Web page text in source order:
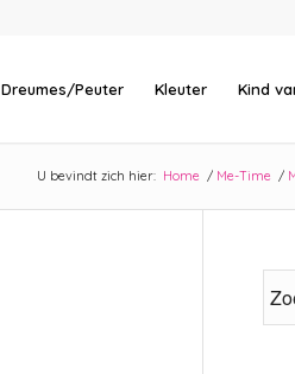
Dreumes/Peuter Kleuter Kind
U bevindt zich hier: Home / Me-Time /